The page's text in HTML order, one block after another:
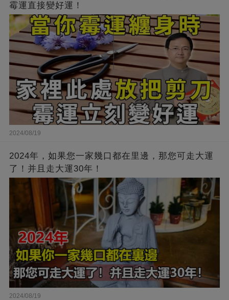
霉運直接變好運！
2024/08/19
2024年，如果您一家幾口都在里邊，那您可走大運
了！并且走大運30年！
2024/08/19